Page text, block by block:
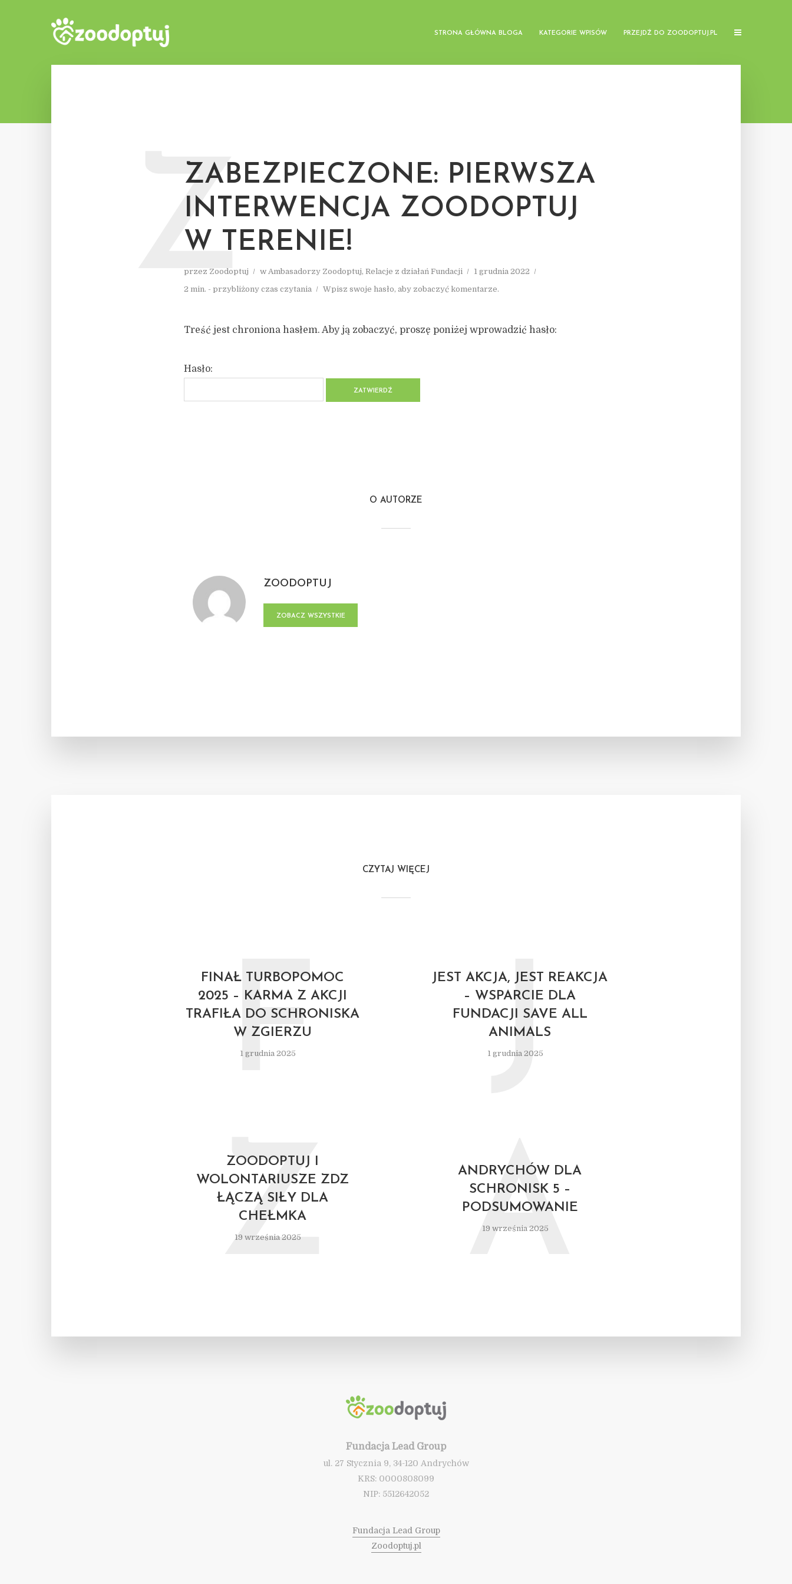
STRONA GŁÓWNA BLOGA KATEGORIE WPISÓW PRZEJDŹ DO ZOODOPTUJ.PL
ZABEZPIECZONE: PIERWSZA
INTERWENCJA ZOODOPTUJ
W TERENIE!
przez Zoodoptuj w Ambasadorzy Zoodoptuj, Relacje z działań Fundacji
1 grudnia 2022
2 min. - przybliżony czas czytania
Wpisz swoje hasło, aby zobaczyć komentarze.
Z
Treść jest chroniona hasłem. Aby ją zobaczyć, proszę poniżej wprowadzić hasło:
Hasło:
O AUTORZE
ZOODOPTUJ
ZOBACZ WSZYSTKIE
CZYTAJ WIĘCEJ
FINAŁ TURBOPOMOC
2025 – KARMA Z AKCJI
TRAFIŁA DO SCHRONISKA
W ZGIERZU
1 grudnia 2025
F
JEST AKCJA, JEST REAKCJA
– WSPARCIE DLA
FUNDACJI SAVE ALL
ANIMALS
1 grudnia 2025
J
ZOODOPTUJ I
WOLONTARIUSZE ZDZ
ŁĄCZĄ SIŁY DLA
CHEŁMKA
19 września 2025
Z
ANDRYCHÓW DLA
SCHRONISK 5 –
PODSUMOWANIE
19 września 2025
A
Fundacja Lead Group
ul. 27 Stycznia 9, 34-120 Andrychów
KRS: 0000808099
NIP: 5512642052
Fundacja Lead Group
Zoodoptuj.pl